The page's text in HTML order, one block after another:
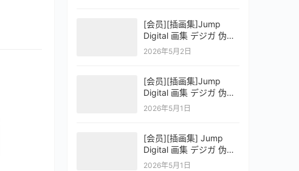
[会员][插画集]Jump
Digital 画集 デジガ 伪恋
ニセコイ 3
2026年5月2日
[会员][插画集]Jump
Digital 画集 デジガ 伪恋
ニセコイ 2
2026年5月1日
[会员][插画集] Jump
Digital 画集 デジガ 伪恋
ニセコイ 1
2026年5月1日